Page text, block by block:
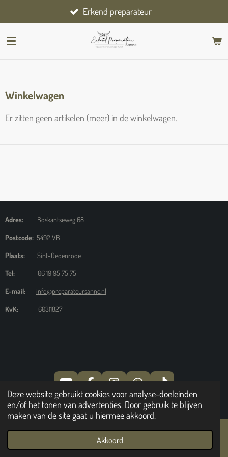
Deze website gebruikt cookies voor analyse-doeleinden
en/of het tonen van advertenties. Door gebruik te blijven
maken van de site gaat u hiermee akkoord.
Akkoord
direct
naar
Erkend preparateur
Winkelwagen
Er zitten geen artikelen (meer) in de winkelwagen.
Adres: Boskantseweg 68
Postcode: 5492 VB
Plaats: Sint-Oedenrode
Tel: 06 19 95 75 75
E-mail: info@preparateursanne.nl
KvK: 60311827
O
U
T
U
E
A
C
E
B
O
N
S
T
A
G
R
W
H
A
T
S
P
T
I
K
O
© 2024 Preparateursanne
Telefoonnummer